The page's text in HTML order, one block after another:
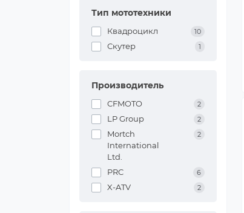
Тип мототехники
Квадроцикл 10
Скутер 1
Производитель
CFMOTO 2
LP Group 2
Mortch
International
Ltd.
2
PRC 6
X-ATV 2